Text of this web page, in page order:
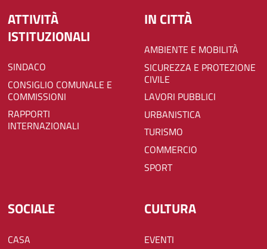
ATTIVITÀ
ISTITUZIONALI
SINDACO
CONSIGLIO COMUNALE E
COMMISSIONI
RAPPORTI
INTERNAZIONALI
IN CITTÀ
AMBIENTE E MOBILITÀ
SICUREZZA E PROTEZIONE
CIVILE
LAVORI PUBBLICI
URBANISTICA
TURISMO
COMMERCIO
SPORT
SOCIALE
CASA
CULTURA
EVENTI